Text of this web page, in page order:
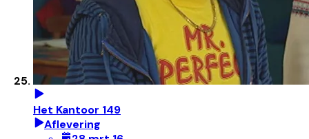
Het Kantoor 149
Aflevering